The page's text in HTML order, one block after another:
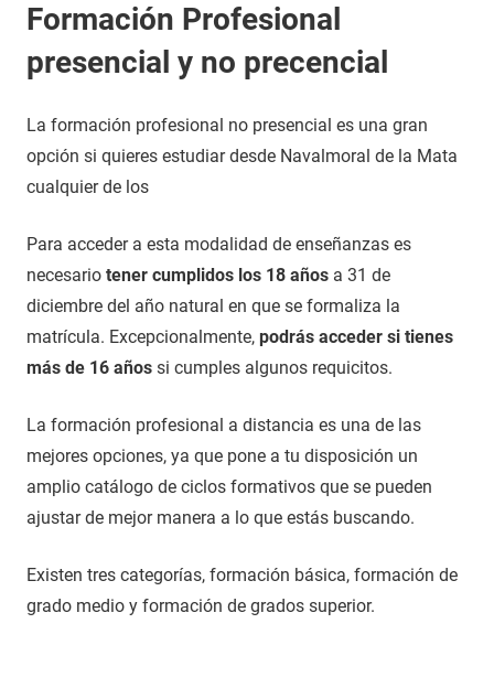
Formación Profesional
presencial y no precencial
La formación profesional no presencial es una gran
opción si quieres estudiar desde Navalmoral de la Mata
cualquier de los
Para acceder a esta modalidad de enseñanzas es
necesario tener cumplidos los 18 años a 31 de
diciembre del año natural en que se formaliza la
matrícula. Excepcionalmente, podrás acceder si tienes
más de 16 años si cumples algunos requicitos.
La formación profesional a distancia es una de las
mejores opciones, ya que pone a tu disposición un
amplio catálogo de ciclos formativos que se pueden
ajustar de mejor manera a lo que estás buscando.
Existen tres categorías, formación básica, formación de
grado medio y formación de grados superior.